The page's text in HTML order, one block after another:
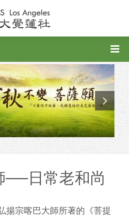
──日常老和尚
揚宗喀巴大師所著的《菩提